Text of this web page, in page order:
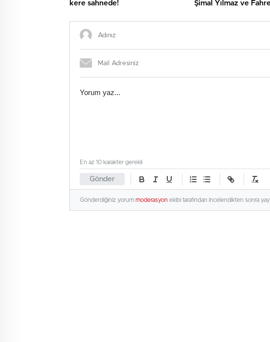
kere sahnede!
Şimal Yılmaz ve
Gönder
En az 10 karakter gerekli
Gönderdiğiniz yorum moderasyon ekibi tarafından incelendikten sonra